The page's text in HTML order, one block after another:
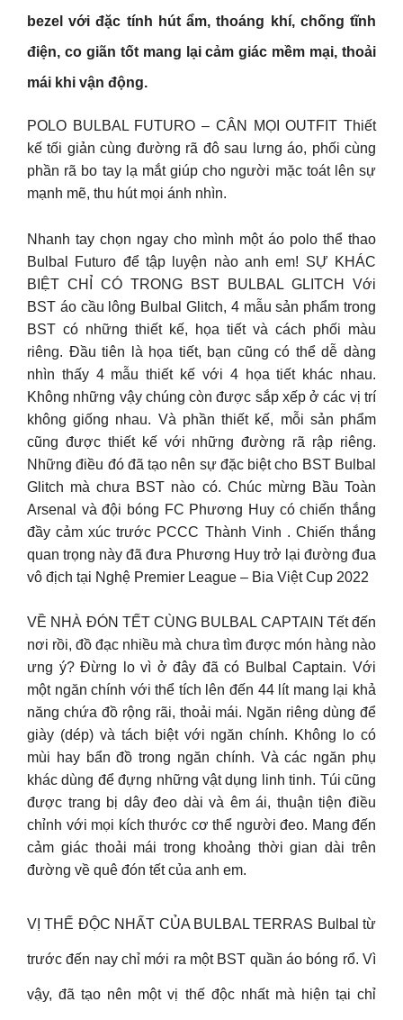
bezel với đặc tính hút ẩm, thoáng khí, chống tĩnh
điện, co giãn tốt mang lại cảm giác mềm mại, thoải
mái khi vận động.
POLO BULBAL FUTURO – CÂN MỌI OUTFIT Thiết
kế tối giản cùng đường rã đô sau lưng áo, phối cùng
phần rã bo tay lạ mắt giúp cho người mặc toát lên sự
mạnh mẽ, thu hút mọi ánh nhìn.
Nhanh tay chọn ngay cho mình một áo polo thể thao
Bulbal Futuro để tập luyện nào anh em! SỰ KHÁC
BIỆT CHỈ CÓ TRONG BST BULBAL GLITCH Với
BST áo cầu lông Bulbal Glitch, 4 mẫu sản phẩm trong
BST có những thiết kế, họa tiết và cách phối màu
riêng. Đầu tiên là họa tiết, bạn cũng có thể dễ dàng
nhìn thấy 4 mẫu thiết kế với 4 họa tiết khác nhau.
Không những vậy chúng còn được sắp xếp ở các vị trí
không giống nhau. Và phần thiết kế, mỗi sản phẩm
cũng được thiết kế với những đường rã rập riêng.
Những điều đó đã tạo nên sự đặc biệt cho BST Bulbal
Glitch mà chưa BST nào có. Chúc mừng Bầu Toàn
Arsenal và đội bóng FC Phương Huy có chiến thắng
đầy cảm xúc trước PCCC Thành Vinh . Chiến thắng
quan trọng này đã đưa Phương Huy trở lại đường đua
vô địch tại Nghệ Premier League – Bia Việt Cup 2022
VỀ NHÀ ĐÓN TẾT CÙNG BULBAL CAPTAIN Tết đến
nơi rồi, đồ đạc nhiều mà chưa tìm được món hàng nào
ưng ý? Đừng lo vì ở đây đã có Bulbal Captain. Với
một ngăn chính với thể tích lên đến 44 lít mang lại khả
năng chứa đồ rộng rãi, thoải mái. Ngăn riêng dùng để
giày (dép) và tách biệt với ngăn chính. Không lo có
mùi hay bẩn đồ trong ngăn chính. Và các ngăn phụ
khác dùng để đựng những vật dụng linh tinh. Túi cũng
được trang bị dây đeo dài và êm ái, thuận tiện điều
chỉnh với mọi kích thước cơ thể người đeo. Mang đến
cảm giác thoải mái trong khoảng thời gian dài trên
đường về quê đón tết của anh em.
VỊ THẾ ĐỘC NHẤT CỦA BULBAL TERRAS Bulbal từ
trước đến nay chỉ mới ra một BST quần áo bóng rổ. Vì
vậy, đã tạo nên một vị thế độc nhất mà hiện tại chỉ